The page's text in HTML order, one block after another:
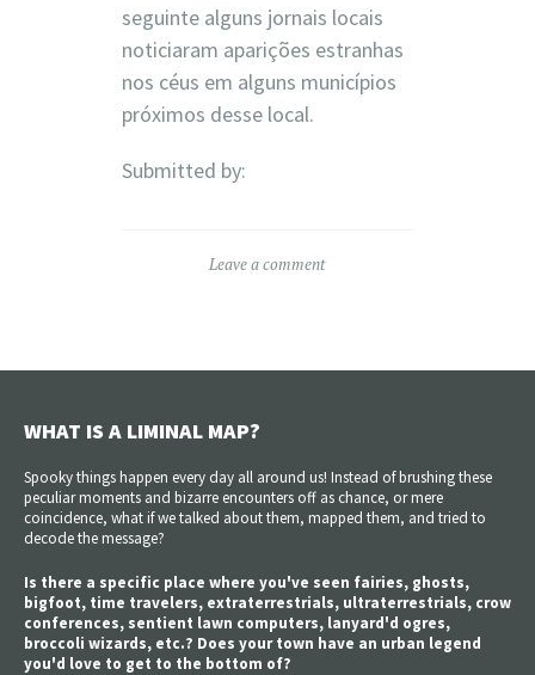
seguinte alguns jornais locais
noticiaram aparições estranhas
nos céus em alguns municípios
próximos desse local.
Submitted by:
Leave a comment
WHAT IS A LIMINAL MAP?
Spooky things happen every day all around us! Instead of brushing these
peculiar moments and bizarre encounters off as chance, or mere
coincidence, what if we talked about them, mapped them, and tried to
decode the message?
Is there a specific place where you've seen fairies, ghosts,
bigfoot, time travelers, extraterrestrials, ultraterrestrials, crow
conferences, sentient lawn computers, lanyard'd ogres,
broccoli wizards, etc.? Does your town have an urban legend
you'd love to get to the bottom of?